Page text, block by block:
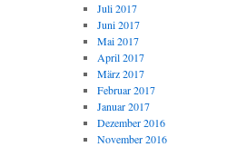
Juli 2017
Juni 2017
Mai 2017
April 2017
März 2017
Februar 2017
Januar 2017
Dezember 2016
November 2016